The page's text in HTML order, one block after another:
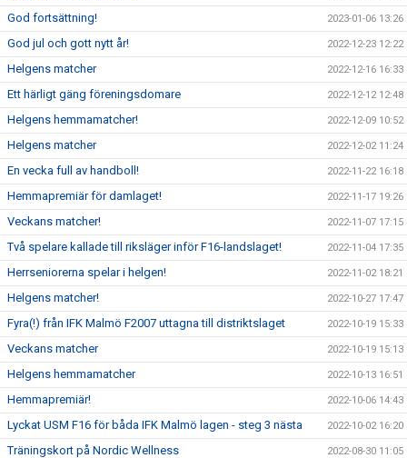
God fortsättning! 2023-01-06 13:26
God jul och gott nytt år! 2022-12-23 12:22
Helgens matcher 2022-12-16 16:33
Ett härligt gäng föreningsdomare 2022-12-12 12:48
Helgens hemmamatcher! 2022-12-09 10:52
Helgens matcher 2022-12-02 11:24
En vecka full av handboll! 2022-11-22 16:18
Hemmapremiär för damlaget! 2022-11-17 19:26
Veckans matcher! 2022-11-07 17:15
Två spelare kallade till riksläger inför F16-landslaget! 2022-11-04 17:35
Herrseniorerna spelar i helgen! 2022-11-02 18:21
Helgens matcher! 2022-10-27 17:47
Fyra(!) från IFK Malmö F2007 uttagna till distriktslaget 2022-10-19 15:33
Veckans matcher 2022-10-19 15:13
Helgens hemmamatcher 2022-10-13 16:51
Hemmapremiär! 2022-10-06 14:43
Lyckat USM F16 för båda IFK Malmö lagen - steg 3 nästa 2022-10-02 16:20
Träningskort på Nordic Wellness 2022-08-30 11:05